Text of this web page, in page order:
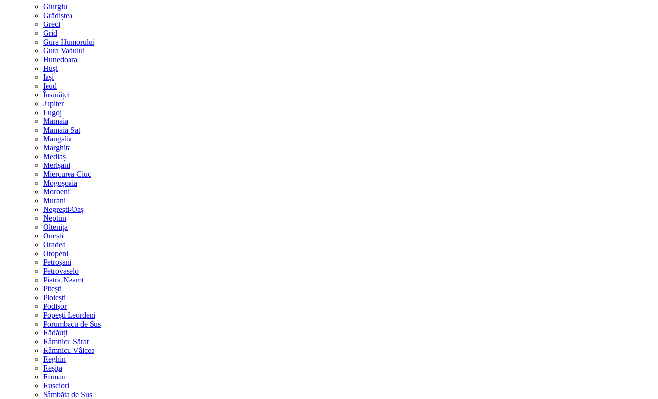
Giurgiu
Grădiștea
Greci
Grid
Gura Humorului
Gura Vadului
Hunedoara
Huși
Iași
Ieud
Însurăței
Jupiter
Lugoj
Mamaia
Mamaia-Sat
Mangalia
Marghita
Mediaș
Merișani
Miercurea Ciuc
Mogoșoaia
Moroeni
Murani
Negrești-Oaș
Neptun
Oltenița
Onești
Oradea
Otopeni
Petroșani
Petrovaselo
Piatra-Neamț
Pitești
Ploiești
Podișor
Popești Leordeni
Porumbacu de Sus
Rădăuți
Râmnicu Sărat
Râmnicu Vâlcea
Reghin
Reșița
Roman
Rusciori
Sâmbăta de Sus